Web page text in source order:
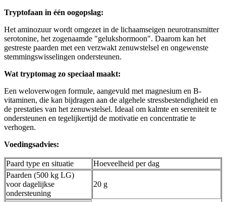
Tryptofaan in één oogopslag:
Het aminozuur wordt omgezet in de lichaamseigen neurotransmitter
serotonine, het zogenaamde "gelukshormoon". Daarom kan het
gestreste paarden met een verzwakt zenuwstelsel en ongewenste
stemmingswisselingen ondersteunen.
Wat tryptomag zo speciaal maakt:
Een weloverwogen formule, aangevuld met magnesium en B-
vitaminen, die kan bijdragen aan de algehele stressbestendigheid en
de prestaties van het zenuwstelsel. Ideaal om kalmte en sereniteit te
ondersteunen en tegelijkertijd de motivatie en concentratie te
verhogen.
Voedingsadvies:
Paard type en situatie
Hoeveelheid per dag
Paarden (500 kg LG)
voor dagelijkse
ondersteuning
20 g